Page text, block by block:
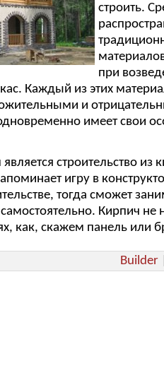
строить.
при
Каждый из этих
и
имеет свои
строительство из
игру в
тогда сможет
Кирпич не
как, скажем панель или
Builder